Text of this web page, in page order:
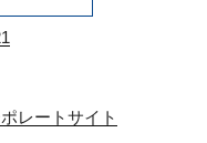
レートサイト